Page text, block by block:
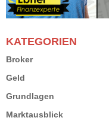
KATEGORIEN
Broker
Geld
Grundlagen
Marktausblick